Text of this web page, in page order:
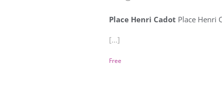
Place Henri Cadot Place Henri
[...]
Free